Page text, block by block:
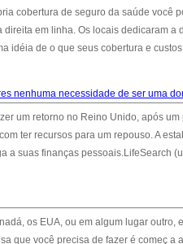
cobertura de seguro da saúde você
em linha. Os locais dedicaram a
idéia de o que seus cobertura e
nenhuma necessidade de ser uma
um retorno no Reino Unido, após
ter recursos para um repouso. A
a suas finanças pessoais.LifeSearch
os EUA, ou em algum lugar outro,
que você precisa de fazer é começ a